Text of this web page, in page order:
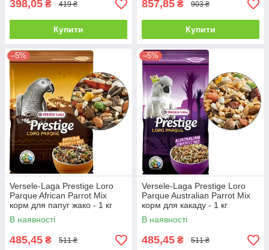
398,05 ₴ 419 ₴
Купити
857,85 ₴ 903 ₴
Купити
–5%
Versele-Laga Prestige Loro
Parque African Parrot Mix
корм для папуг жако - 1 кг
В наявності
485,45 ₴ 511 ₴
–5%
Versele-Laga Prestige Loro
Parque Australian Parrot Mix
корм для какаду - 1 кг
В наявності
485,45 ₴ 511 ₴